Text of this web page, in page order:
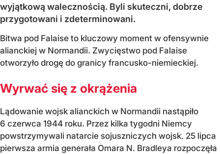
wyjątkową walecznością. Byli skuteczni, dobrze
przygotowani i zdeterminowani.
Bitwa pod Falaise to kluczowy moment w ofensywnie
alianckiej w Normandii. Zwycięstwo pod Falaise
otworzyło drogę do granicy francusko-niemieckiej.
Wyrwać się z okrążenia
Lądowanie wojsk alianckich w Normandii nastąpiło
6 czerwca 1944 roku. Przez kilka tygodni Niemcy
powstrzymywali natarcie sojuszniczych wojsk. 25 lipca
pierwsza armia generała Omara N. Bradleya rozpoczęła